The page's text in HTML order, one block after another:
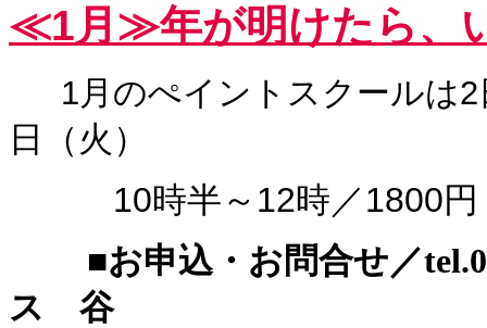
≪1月≫年が明けたら、
1月のぺイントスクール
日（火）
10時半～12時／1800円
■お申込・お問合せ／
ス 谷